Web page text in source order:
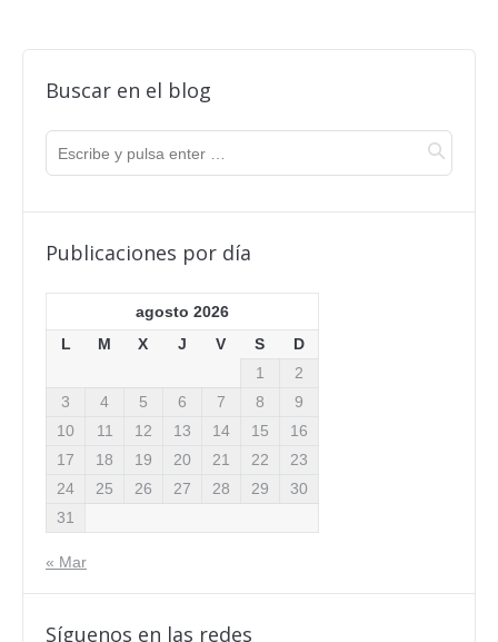
Buscar en el blog
Publicaciones por día
agosto 2026
L
M X J V S
D
1
2
3
4 5 6 7 8
9
10
11 12 13 14 15
16
17
18 19 20 21 22
23
24
25 26 27 28 29
30
31
« Mar
Síguenos en las redes